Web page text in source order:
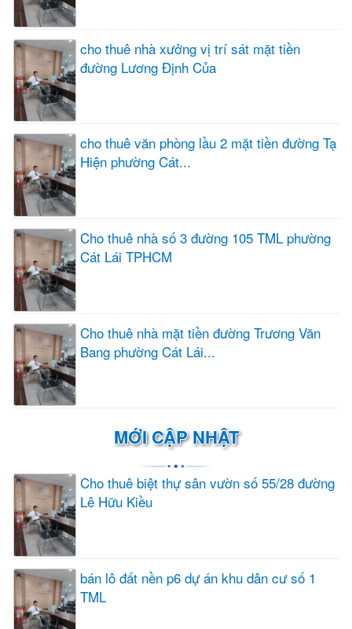
cho thuê nhà xưởng vị trí sát mặt tiền
đường Lương Định Của
cho thuê văn phòng lầu 2 mặt tiền đường Tạ
Hiện phường Cát...
Cho thuê nhà số 3 đường 105 TML phường
Cát Lái TPHCM
Cho thuê nhà mặt tiền đường Trương Văn
Bang phường Cát Lái...
MỚI CẬP NHẬT
Cho thuê biệt thự sân vườn số 55/28 đường
Lê Hữu Kiều
bán lô đất nền p6 dự án khu dân cư số 1
TML